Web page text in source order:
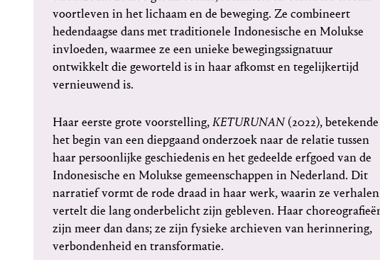
voortleven in het lichaam en de beweging. Ze combineert
hedendaagse dans met traditionele Indonesische en Molukse
invloeden, waarmee ze een unieke bewegingssignatuur
ontwikkelt die geworteld is in haar afkomst en tegelijkertijd
vernieuwend is.
Haar eerste grote voorstelling,KETURUNAN(2022), betekende
het begin van een diepgaand onderzoek naar de relatie tussen
haar persoonlijke geschiedenis en het gedeelde erfgoed van de
Indonesische en Molukse gemeenschappen in Nederland. Dit
narratief vormt de rode draad in haar werk, waarin ze verhalen
vertelt die lang onderbelicht zijn gebleven. Haar
zijn meer dan dans; ze zijn fysieke archieven van herinnering,
verbondenheid en transformatie.